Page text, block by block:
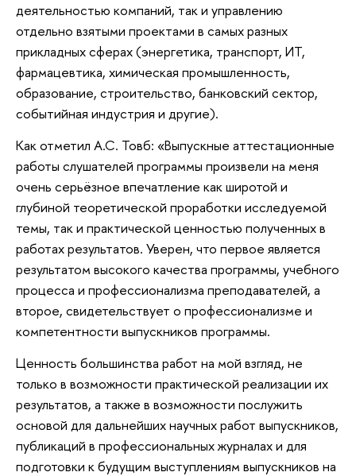
деятельностью компаний, так и управлению
отдельно взятыми проектами в самых разных
прикладных сферах (энергетика, транспорт, ИТ,
фармацевтика, химическая промышленность,
образование, строительство, банковский сектор,
событийная индустрия и другие).
Как отметил А.С. Товб: «Выпускные аттестационные
работы слушателей программы произвели на меня
очень серьёзное впечатление как широтой и
глубиной теоретической проработки исследуемой
темы, так и практической ценностью полученных в
работах результатов. Уверен, что первое является
результатом высокого качества программы, учебного
процесса и профессионализма преподавателей, а
второе, свидетельствует о профессионализме и
компетентности выпускников программы.
Ценность большинства работ на мой взгляд, не
только в возможности практической реализации их
результатов, а также в возможности послужить
основой для дальнейших научных работ выпускников,
публикаций в профессиональных журналах и для
подготовки к будущим выступлениям выпускников на